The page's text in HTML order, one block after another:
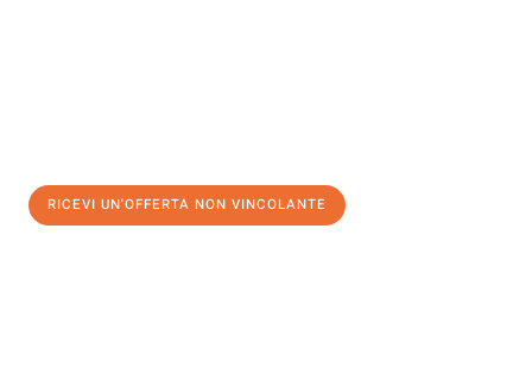
RICEVI UN'OFFERTA NON VINCOLANTE